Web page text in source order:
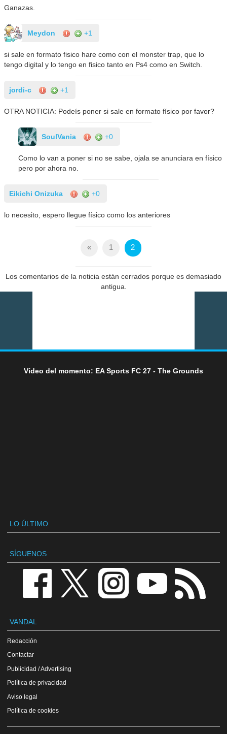
Ganazas.
Meydon +1
si sale en formato fisico hare como con el monster trap, que lo
tengo digital y lo tengo en fisico tanto en Ps4 como en Switch.
jordi-c +1
OTRA NOTICIA: Podeís poner si sale en formato físico por favor?
SoulVania +0
Como lo van a poner si no se sabe, ojala se anunciara en físico
pero por ahora no.
Eikichi Onizuka +0
lo necesito, espero llegue físico como los anteriores
« 1 2
Los comentarios de la noticia están cerrados porque es demasiado
antigua.
Vídeo del momento: EA Sports FC 27 - The Grounds
LO ÚLTIMO
SÍGUENOS
VANDAL
Redacción
Contactar
Publicidad / Advertising
Política de privacidad
Aviso legal
Política de cookies